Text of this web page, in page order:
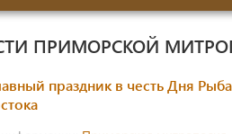
ПРИМОРСКОЙ
праздник в честь Дня